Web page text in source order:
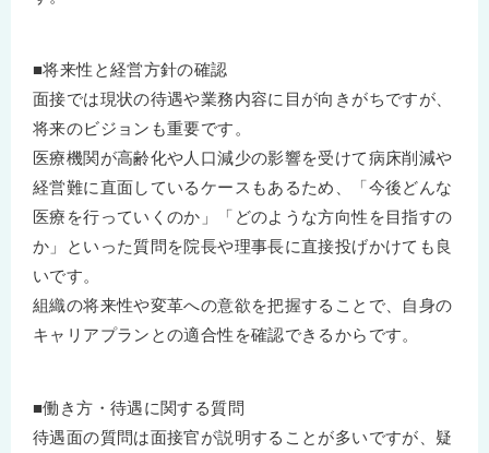
■将来性と経営方針の確認
面接では現状の待遇や業務内容に目が向きがちですが、
将来のビジョンも重要です。
医療機関が高齢化や人口減少の影響を受けて病床削減や
経営難に直面しているケースもあるため、「今後どんな
医療を行っていくのか」「どのような方向性を目指すの
か」といった質問を院長や理事長に直接投げかけても良
いです。
組織の将来性や変革への意欲を把握することで、自身の
キャリアプランとの適合性を確認できるからです。
■働き方・待遇に関する質問
待遇面の質問は面接官が説明することが多いですが、疑